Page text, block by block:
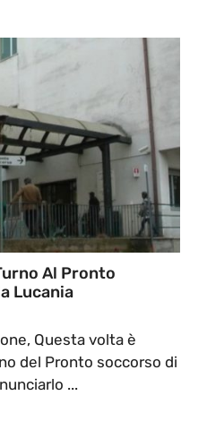
Al Pronto
Lucania
Questa volta è
del Pronto soccorso di
...